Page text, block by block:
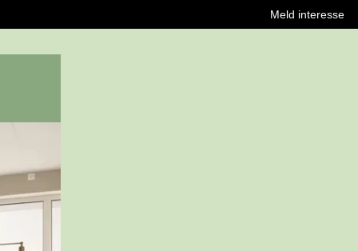
Meld interesse